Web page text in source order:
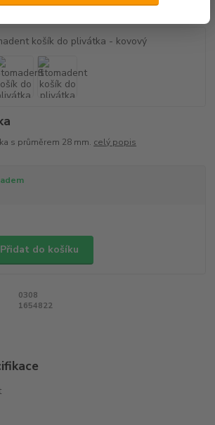
s průměrem 28 mm. celý popis
Přidat do košíku
0308
1654822